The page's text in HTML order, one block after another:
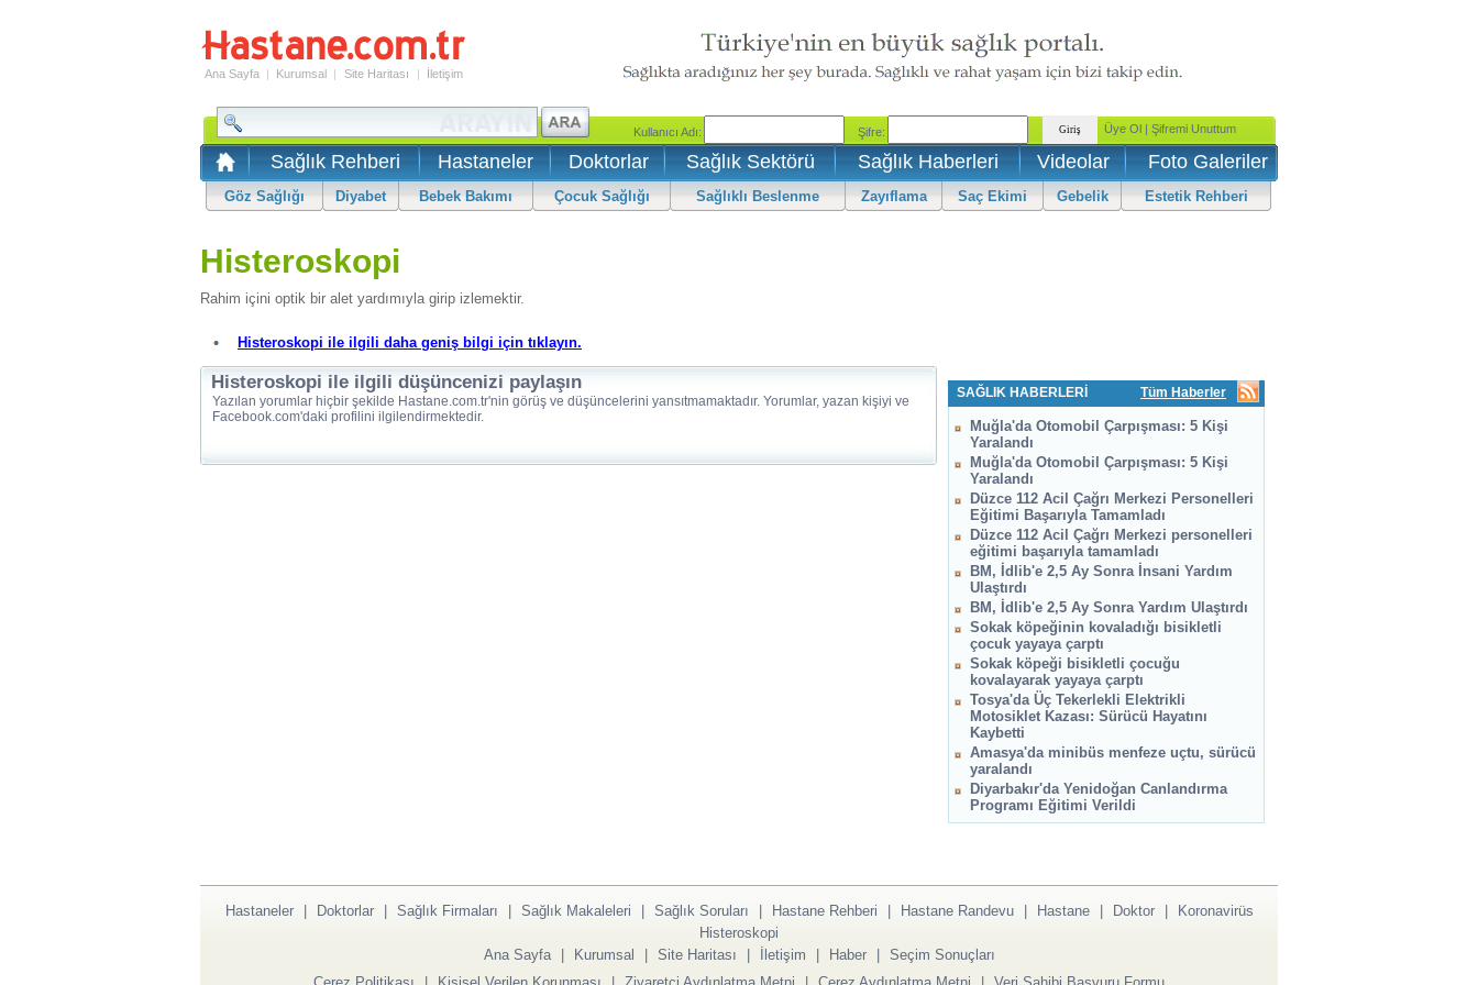
Ana Sayfa | Kurumsal | Site Haritası | İletişim
Sağlık Rehberi Hastaneler Doktorlar Sağlık Sektörü Sağlık Haberleri Videolar Foto Galeriler
Göz Sağlığı Diyabet Bebek Bakımı Çocuk Sağlığı Sağlıklı Beslenme Zayıflama Saç Ekimi Gebelik Estetik Rehberi
Histeroskopi
Rahim içini optik bir alet yardımıyla girip izlemektir.
Histeroskopi ile ilgili daha geniş bilgi için tıklayın.
Histeroskopi ile ilgili düşüncenizi paylaşın
Yazılan yorumlar hiçbir şekilde Hastane.com.tr'nin görüş ve düşüncelerini yansıtmamaktadır. Yorumlar, yazan kişiyi ve
Facebook.com'daki profilini ilgilendirmektedir.
SAĞLIK HABERLERİ Tüm Haberler
Muğla'da Otomobil Çarpışması: 5 Kişi
Yaralandı
Muğla'da Otomobil Çarpışması: 5 Kişi
Yaralandı
Düzce 112 Acil Çağrı Merkezi Personelleri
Eğitimi Başarıyla Tamamladı
Düzce 112 Acil Çağrı Merkezi personelleri
eğitimi başarıyla tamamladı
BM, İdlib'e 2,5 Ay Sonra İnsani Yardım
Ulaştırdı
BM, İdlib'e 2,5 Ay Sonra Yardım Ulaştırdı
Sokak köpeğinin kovaladığı bisikletli
çocuk yayaya çarptı
Sokak köpeği bisikletli çocuğu
kovalayarak yayaya çarptı
Tosya'da Üç Tekerlekli Elektrikli
Motosiklet Kazası: Sürücü Hayatını
Kaybetti
Amasya'da minibüs menfeze uçtu, sürücü
yaralandı
Diyarbakır'da Yenidoğan Canlandırma
Programı Eğitimi Verildi
Hastaneler | Doktorlar | Sağlık Firmaları | Sağlık Makaleleri | Sağlık Soruları | Hastane Rehberi | Hastane Randevu | Hastane | Doktor |
Koronavirüs
Histeroskopi
Ana Sayfa
| Kurumsal | Site Haritası | İletişim | Haber | Seçim Sonuçları